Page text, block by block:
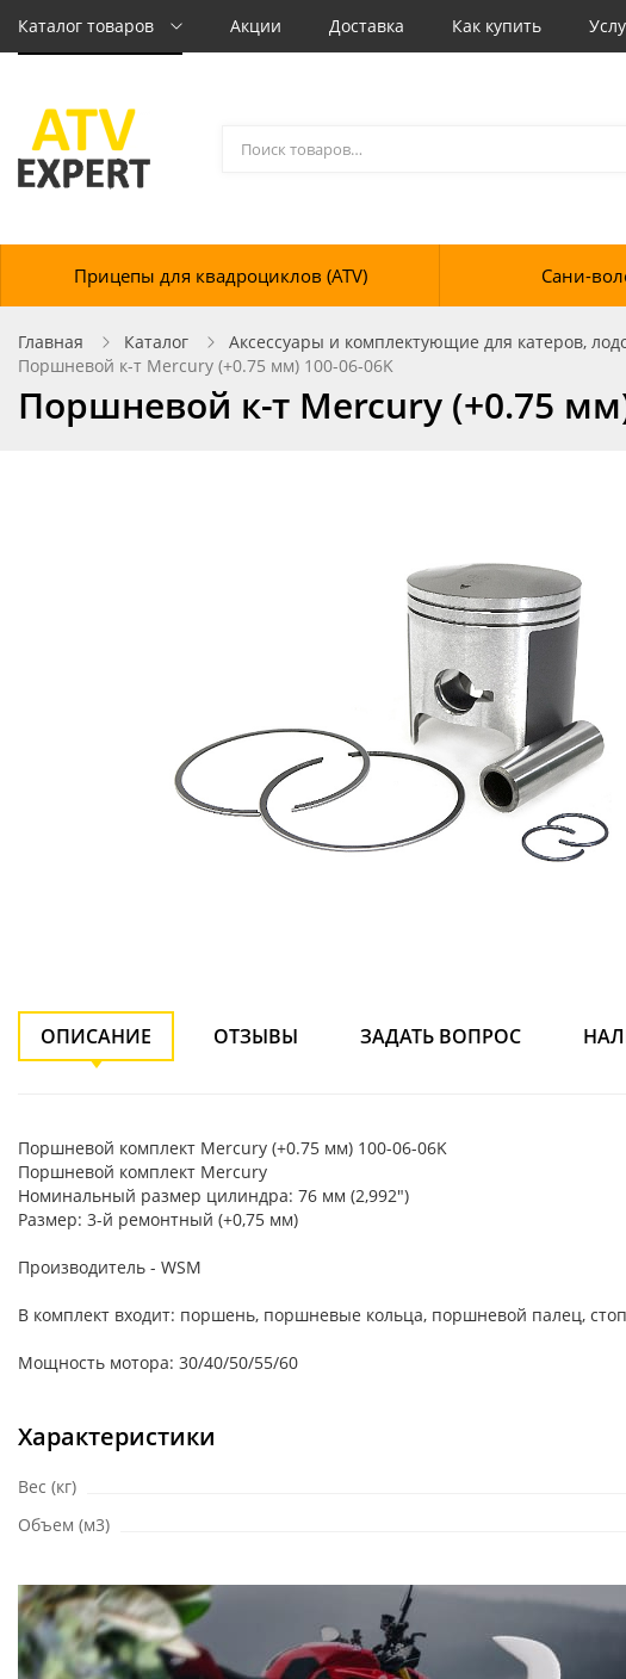
Каталог товаров Акции Доставка Как купить
Прицепы для квадроциклов (ATV) Сани-
Главная Каталог Аксессуары и комплектующие для катеров,
Поршневой к-т Mercury (+0.75 мм) 100-06-06K
Поршневой к-т Mercury (+0.75
ОПИСАНИЕ ОТЗЫВЫ ЗАДАТЬ ВОПРОС
Поршневой комплект Mercury (+0.75 мм) 100-06-06K
Поршневой комплект Mercury
Номинальный размер цилиндра: 76 мм (2,992")
Размер: 3-й ремонтный (+0,75 мм)
Производитель - WSM
В комплект входит: поршень, поршневые кольца, поршневой палец,
Мощность мотора: 30/40/50/55/60
Характеристики
Вес (кг)
Объем (м3)